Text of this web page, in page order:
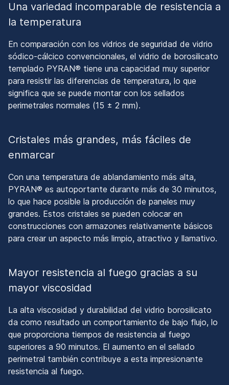
Una variedad incomparable de resistencia a
la temperatura
En comparación con los vidrios de seguridad de vidrio
sódico-cálcico convencionales, el vidrio de borosilicato
templado PYRAN® tiene una capacidad muy superior
para resistir las diferencias de temperatura, lo que
significa que se puede montar con los sellados
perimetrales normales (15 ± 2 mm).
Cristales más grandes, más fáciles de
enmarcar
Con una temperatura de ablandamiento más alta,
PYRAN® es autoportante durante más de 30 minutos,
lo que hace posible la producción de paneles muy
grandes. Estos cristales se pueden colocar en
construcciones con armazones relativamente básicos
para crear un aspecto más limpio, atractivo y llamativo.
Mayor resistencia al fuego gracias a su
mayor viscosidad
La alta viscosidad y durabilidad del vidrio borosilicato
da como resultado un comportamiento de bajo flujo, lo
que proporciona tiempos de resistencia al fuego
superiores a 90 minutos. El aumento en el sellado
perimetral también contribuye a esta impresionante
resistencia al fuego.